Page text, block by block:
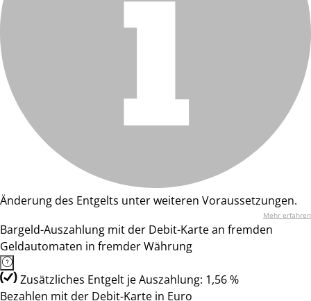
Änderung des Entgelts unter weiteren Voraussetzungen.
Mehr erfahren
Bargeld-Auszahlung mit der Debit-Karte an fremden
Geldautomaten in fremder Währung
Zusätzliches Entgelt je Auszahlung: 1,56 %
Bezahlen mit der Debit-Karte in Euro